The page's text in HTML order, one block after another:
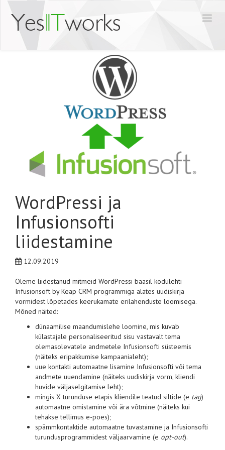
WordPressi ja
Infusionsofti
liidestamine
12.09.2019
Oleme liidestanud mitmeid WordPressi baasil kodulehti
Infusionsoft by Keap CRM programmiga alates uudiskirja
vormidest lõpetades keerukamate erilahenduste loomisega.
Mõned näited:
dünaamilise maandumislehe loomine, mis kuvab
külastajale personaliseeritud sisu vastavalt tema
olemasolevatele andmetele Infusionsofti süsteemis
(näiteks eripakkumise kampaanialeht);
uue kontakti automaatne lisamine Infusionsofti või tema
andmete uuendamine (näiteks uudiskirja vorm, kliendi
huvide väljaselgitamise leht);
mingis X turunduse etapis kliendile teatud siltide (e tag)
automaatne omistamine või ära võtmine (näiteks kui
tehakse tellimus e-poes);
spämmkontaktide automaatne tuvastamine ja Infusionsofti
turundusprogrammidest väljaarvamine (e opt-out).